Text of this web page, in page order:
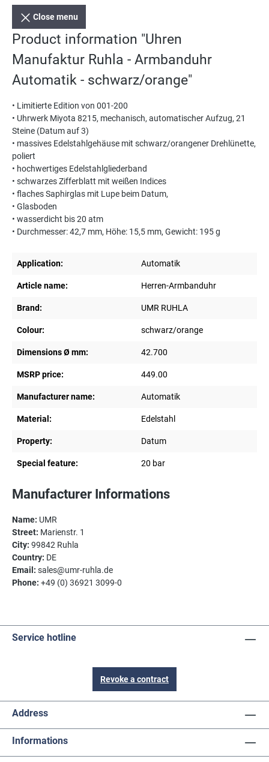
Close menu
Product information "Uhren
Manufaktur Ruhla - Armbanduhr
Automatik - schwarz/orange"
• Limitierte Edition von 001-200
• Uhrwerk Miyota 8215, mechanisch, automatischer Aufzug, 21
Steine (Datum auf 3)
• massives Edelstahlgehäuse mit schwarz/orangener Drehlünette,
poliert
• hochwertiges Edelstahlgliederband
• schwarzes Zifferblatt mit weißen Indices
• flaches Saphirglas mit Lupe beim Datum,
• Glasboden
• wasserdicht bis 20 atm
• Durchmesser: 42,7 mm, Höhe: 15,5 mm, Gewicht: 195 g
Application: Automatik
Article name: Herren-Armbanduhr
Brand: UMR RUHLA
Colour: schwarz/orange
Dimensions Ø mm: 42.700
MSRP price: 449.00
Manufacturer name: Automatik
Material: Edelstahl
Property: Datum
Special feature: 20 bar
Manufacturer Informations
Name: UMR
Street: Marienstr. 1
City: 99842 Ruhla
Country: DE
Email: sales@umr-ruhla.de
Phone: +49 (0) 36921 3099-0
Service hotline
Revoke a contract
Address
Informations